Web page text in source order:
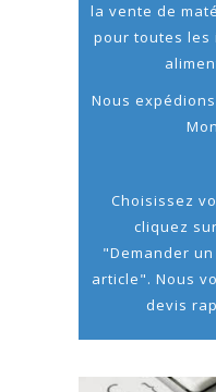
la vente de
pour toutes les
Nous
Choisissez
cliquez
"Demander
article". Nous
devis